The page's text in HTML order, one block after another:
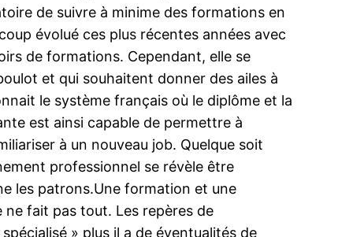
de suivre à minime des formations en
évolué ces plus récentes années avec
de formations. Cependant, elle se
et qui souhaitent donner des ailes à
le système français où le diplôme et la
est ainsi capable de permettre à
à un nouveau job. Quelque soit
professionnel se révèle être
les patrons.Une formation et une
ne fait pas tout. Les repères de
» plus il a de éventualités de